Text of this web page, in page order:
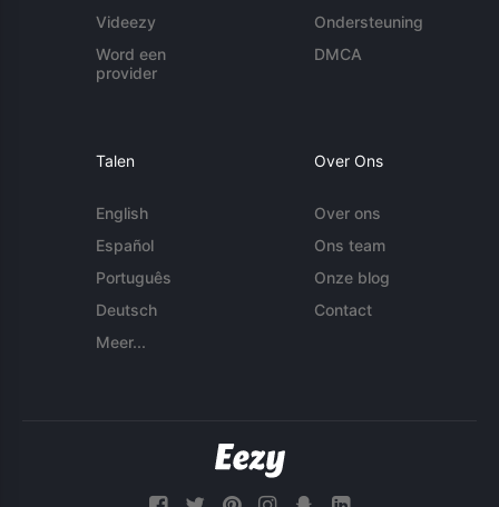
Videezy
Word een
provider
Ondersteuning
DMCA
Talen
English
Español
Português
Deutsch
Meer...
Over Ons
Over ons
Ons team
Onze blog
Contact